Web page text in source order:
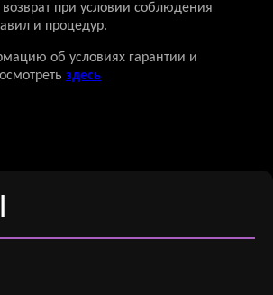
при условии соблюдения
и процедур.
об условиях гарантии и
здесь